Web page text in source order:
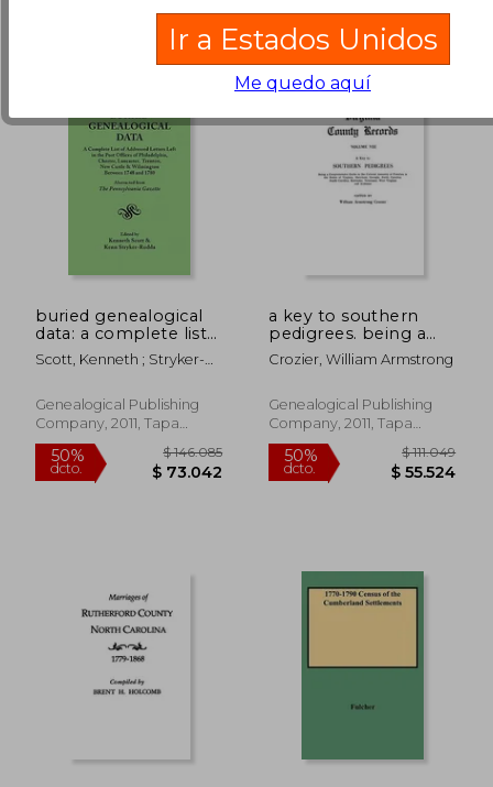
buried genealogical
data: a complete list
of addressed letters
left in the post offices
chester, lancaster,
trenton, new castle
Scott, Kenneth ; Stryker-
Genealogical Publishing
Company, 2011, Tapa
Blanda, Nuevo
a key to southern
pedigrees. being a
comprehensive guide
to the colonial
the states of virginia,
maryland, georgia,
Crozier, William Armstrong
Genealogical Publishing
Company, 2011, Tapa
Blanda, Nuevo
Ir a Estados Unidos
Me quedo aquí